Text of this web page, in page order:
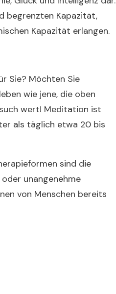
begrenzten Kapazität,
Kapazität erlangen.
Sie? Möchten Sie
wie jene, die oben
wert! Meditation ist
als täglich etwa 20 bis
sind die
unangenehme
von Menschen bereits